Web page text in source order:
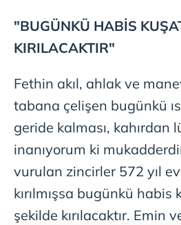
"BUGÜNKÜ HABİS
KIRILACAKTIR"
Fethin akıl, ahlak ve
tabana çelişen bugünkü
geride kalması, kahırdan
inanıyorum ki
vurulan zincirler 572 yıl
kırılmışsa bugünkü habis
şekilde kırılacaktır. Emin